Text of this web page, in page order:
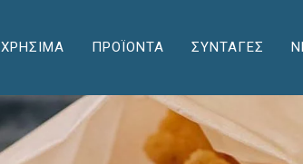
ΧΡΗΣΙΜΑ ΠΡΟΪΟΝΤΑ ΣΥΝΤΑΓΕΣ